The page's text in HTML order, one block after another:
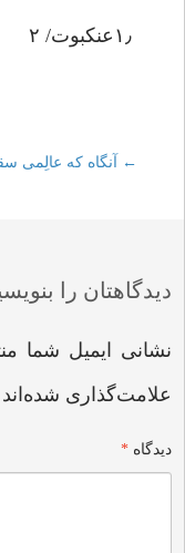
۱٫عنکبوت/ ۲
Post
←
آنگاه که عالِمی
دیدگاهتان را
نشانی ایمیل شما
علامت‌گذاری شده‌اند
دیدگاه*